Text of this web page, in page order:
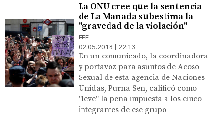
La ONU cree que la sentencia
de La Manada subestima la
"gravedad de la violación"
EFE
02.05.2018 | 22:13
En un comunicado, la coordinadora
y portavoz para asuntos de Acoso
Sexual de esta agencia de Naciones
Unidas, Purna Sen, calificó como
"leve" la pena impuesta a los cinco
integrantes de ese grupo